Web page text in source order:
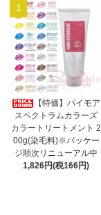
1
【特価】パイモア
スペクトラムカラーズ
カラートリートメント 2
00g(染毛料)※パッケー
ジ順次リニューアル中
1,826円(税166円)